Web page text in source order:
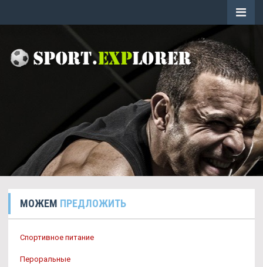
МОЖЕМ ПРЕДЛОЖИТЬ
Спортивное питание
Пероральные